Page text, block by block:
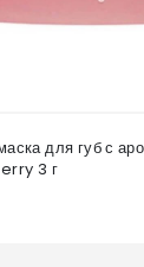
для губ с
3 г